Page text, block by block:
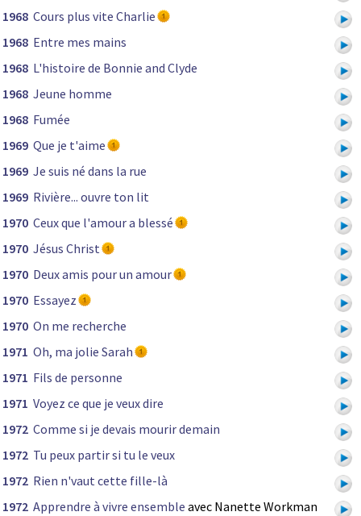
1968 Cours plus vite Charlie
1968 Entre mes mains
1968 L'histoire de Bonnie and Clyde
1968 Jeune homme
1968 Fumée
1969 Que je t'aime
1969 Je suis né dans la rue
1969 Rivière... ouvre ton lit
1970 Ceux que l'amour a blessé
1970 Jésus Christ
1970 Deux amis pour un amour
1970 Essayez
1970 On me recherche
1971 Oh, ma jolie Sarah
1971 Fils de personne
1971 Voyez ce que je veux dire
1972 Comme si je devais mourir demain
1972 Tu peux partir si tu le veux
1972 Rien n'vaut cette fille-là
1972 Apprendre à vivre ensemble avec Nanette Workman